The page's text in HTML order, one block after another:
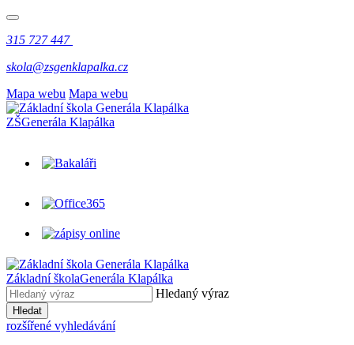
315 727 447
skola@zsgenklapalka.cz
Mapa webu Mapa webu
ZŠGenerála Klapálka
Základní školaGenerála Klapálka
Hledaný výraz
Hledat
rozšířené vyhledávání